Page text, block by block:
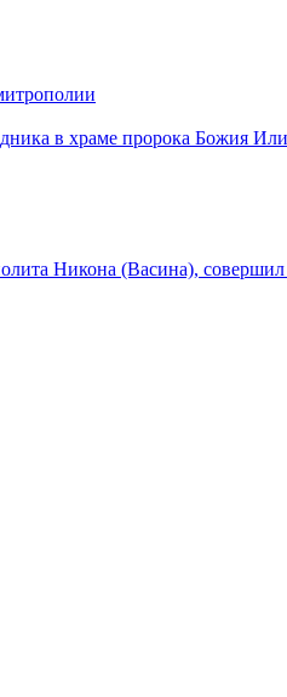
в храме пророка Божия
Никона (Васина),